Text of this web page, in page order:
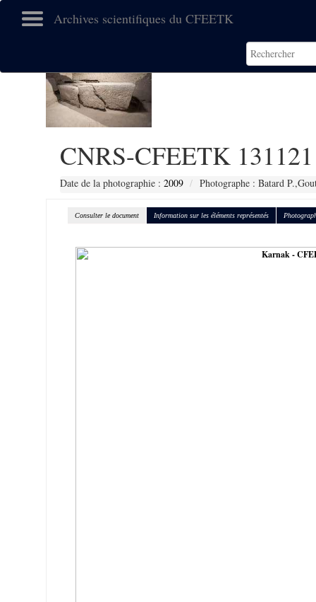
Archives scientifiques du CFEETK
CNRS-CFEETK 131121
Date de la photographie : 2009 Photographe : Batard
Consulter le document Information sur les éléments représentés